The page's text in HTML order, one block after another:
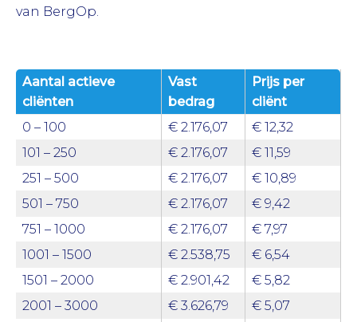
van BergOp.
Aantal actieve
cliënten
Vast
bedrag
Prijs per
cliënt
0 – 100
€ 2.176,07
€ 12,32
101 – 250
€ 2.176,07
€ 11,59
251 – 500
€ 2.176,07
€ 10,89
501 – 750
€ 2.176,07
€ 9,42
751 – 1000
€ 2.176,07
€ 7,97
1001 – 1500
€ 2.538,75
€ 6,54
1501 – 2000
€ 2.901,42
€ 5,82
2001 – 3000
€ 3.626,79
€ 5,07